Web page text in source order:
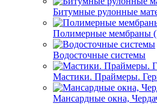
Битумные рулонные
Полимерные
Водосточные системы
Мастики. Праймеры.
Мансардные окна,